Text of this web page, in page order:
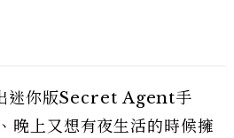
迷你版Secret Agent手
晚上又想有夜生活的時候擁